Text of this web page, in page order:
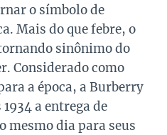
o símbolo de
Mais do que febre, o
sinônimo do
Considerado como
a época, a Burberry
a entrega de
mesmo dia para seus